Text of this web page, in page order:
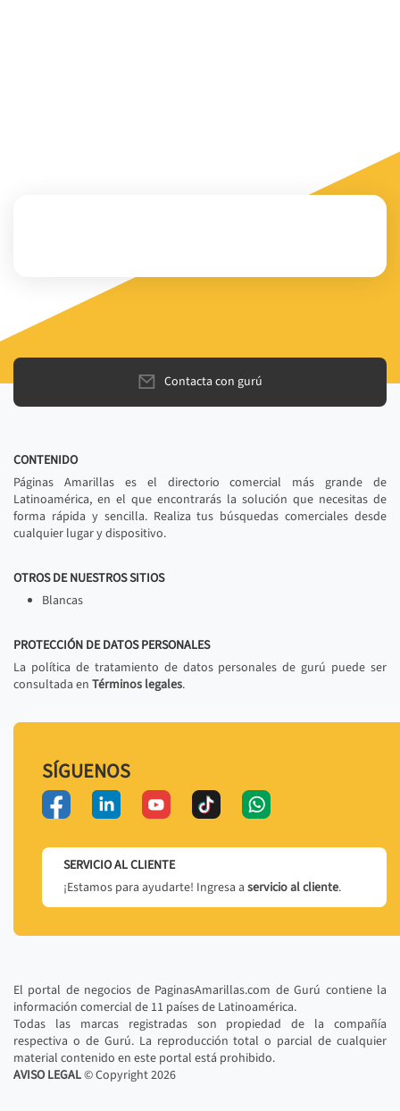
Contacta con gurú
CONTENIDO
Páginas Amarillas es el directorio comercial más grande de
Latinoamérica, en el que encontrarás la solución que necesitas de
forma rápida y sencilla. Realiza tus búsquedas comerciales desde
cualquier lugar y dispositivo.
OTROS DE NUESTROS SITIOS
Blancas
PROTECCIÓN DE DATOS PERSONALES
La política de tratamiento de datos personales de gurú puede ser
consultada en Términos legales.
SÍGUENOS
SERVICIO AL CLIENTE
¡Estamos para ayudarte! Ingresa a servicio al cliente.
El portal de negocios de PaginasAmarillas.com de Gurú contiene la
información comercial de 11 países de Latinoamérica.
Todas las marcas registradas son propiedad de la compañía
respectiva o de Gurú. La reproducción total o parcial de cualquier
material contenido en este portal está prohibido.
AVISO LEGAL© Copyright2026